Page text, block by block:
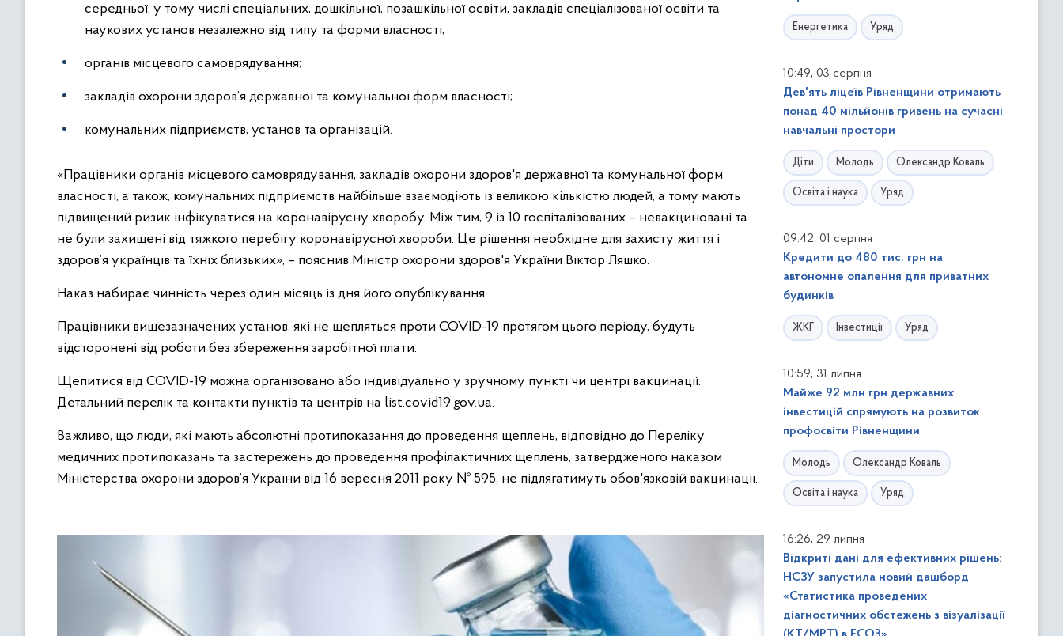
середньої, у тому числі спеціальних, дошкільної, позашкільної освіти, закладів спеціалізованої освіти та
наукових установ незалежно від типу та форми власності;
органів місцевого самоврядування;
закладів охорони здоров’я державної та комунальної форм власності;
комунальних підприємств, установ та організацій.
«Працівники органів місцевого самоврядування, закладів охорони здоров'я державної та комунальної форм
власності, а також, комунальних підприємств найбільше взаємодіють із великою кількістю людей, а тому мають
підвищений ризик інфікуватися на коронавірусну хворобу. Між тим, 9 із 10 госпіталізованих – невакциновані та
не були захищені від тяжкого перебігу коронавірусної хвороби. Це рішення необхідне для захисту життя і
здоров’я українців та їхніх близьких», – пояснив Міністр охорони здоров'я України Віктор Ляшко.
Наказ набирає чинність через один місяць із дня його опублікування.
Працівники вищезазначених установ, які не щепляться проти COVID-19 протягом цього періоду, будуть
відсторонені від роботи без збереження заробітної плати.
Щепитися від COVID-19 можна організовано або індивідуально у зручному пункті чи центрі вакцинації.
Детальний перелік та контакти пунктів та центрів на list.covid19.gov.ua.
Важливо, що люди, які мають абсолютні протипоказання до проведення щеплень, відповідно до Переліку
медичних протипоказань та застережень до проведення профілактичних щеплень, затвердженого наказом
Міністерства охорони здоров’я України від 16 вересня 2011 року № 595, не підлягатимуть обов'язковій вакцинації.
Енергетика Уряд
10:49, 03 серпня
Дев'ять ліцеїв Рівненщини отримають
понад 40 мільйонів гривень на сучасні
навчальні простори
Діти Молодь Олександр Коваль
Освіта і наука Уряд
09:42, 01 серпня
Кредити до 480 тис. грн на
автономне опалення для приватних
будинків
ЖКГ Інвестиції Уряд
10:59, 31 липня
Майже 92 млн грн державних
інвестицій спрямують на розвиток
профосвіти Рівненщини
Молодь Олександр Коваль
Освіта і наука Уряд
16:26, 29 липня
Відкриті дані для ефективних рішень:
НСЗУ запустила новий дашборд
«Статистика проведених
діагностичних обстежень з візуалізації